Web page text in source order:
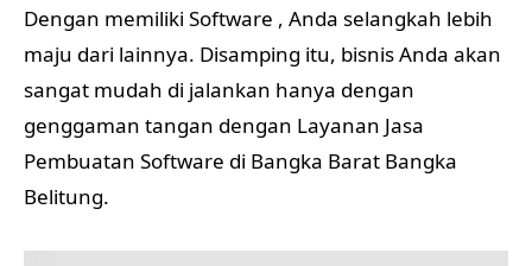
Dengan memiliki Software , Anda selangkah lebih
maju dari lainnya. Disamping itu, bisnis Anda akan
sangat mudah di jalankan hanya dengan
genggaman tangan dengan Layanan Jasa
Pembuatan Software di Bangka Barat Bangka
Belitung.